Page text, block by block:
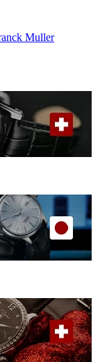
Muller